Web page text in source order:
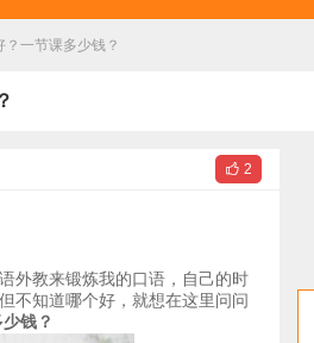
？一节课多少钱？
 2
外教来锻炼我的口语，自己的时
不知道哪个好，就想在这里问问
钱？